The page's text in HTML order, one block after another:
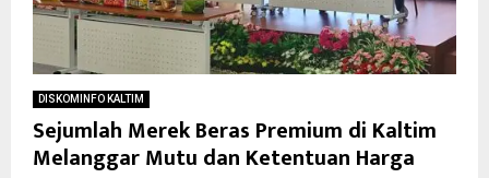
DISKOMINFO KALTIM
Sejumlah Merek Beras Premium di Kaltim
Melanggar Mutu dan Ketentuan Harga